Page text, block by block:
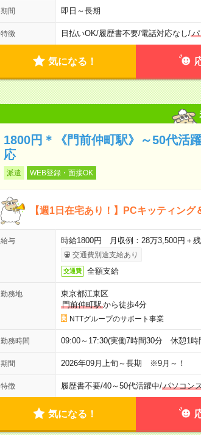
期間 即日～長期
特徴 日払いOK/履歴書不要/電話対応なし/パ
気になる！
1800円＊《門前仲町駅》～50代活
応
派遣 WEB登録・面接OK
【週1日在宅あり！】PCキッティング
給与 時給1800円 月収例：28万3,500円＋残
交通費別途支給あり
交通費 全額支給
勤務地
東京都江東区
門前仲町駅から徒歩4分
NTTグループのサポート事業
勤務時間 09:00～17:30(実働7時間30分 休憩1時
期間 2026年09月上旬～長期 ※9月～！
特徴 履歴書不要/40～50代活躍中/パソコン
気になる！